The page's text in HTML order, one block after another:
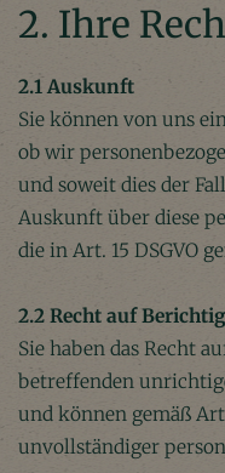
2. Ihre
2.1 Auskunft
Sie können von uns
ob wir
und soweit dies der
Auskunft über diese
die in Art. 15 DSGVO
2.2 Recht auf
Sie haben das Recht
betreffenden
und können gemäß
unvollständiger